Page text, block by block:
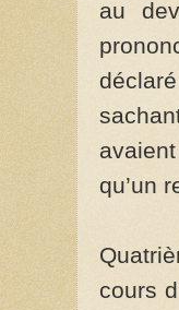
au
qu’un
cours